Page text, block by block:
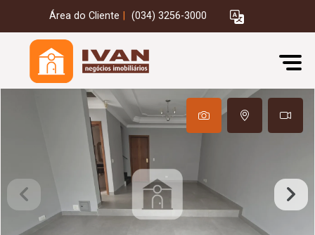
Área do Cliente (034) 3256-3000